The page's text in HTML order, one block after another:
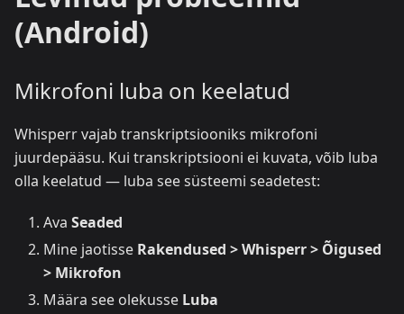
(Android)
Mikrofoni luba on keelatud
Whisperr vajab transkriptsiooniks mikrofoni
juurdepääsu. Kui transkriptsiooni ei kuvata, võib luba
olla keelatud — luba see süsteemi seadetest:
Ava Seaded
Mine jaotisse Rakendused > Whisperr > Õigused
> Mikrofon
Määra see olekusse Luba